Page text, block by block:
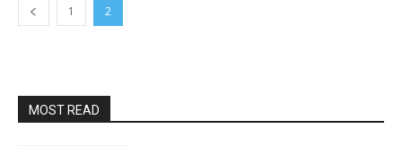
1 2
MOST READ